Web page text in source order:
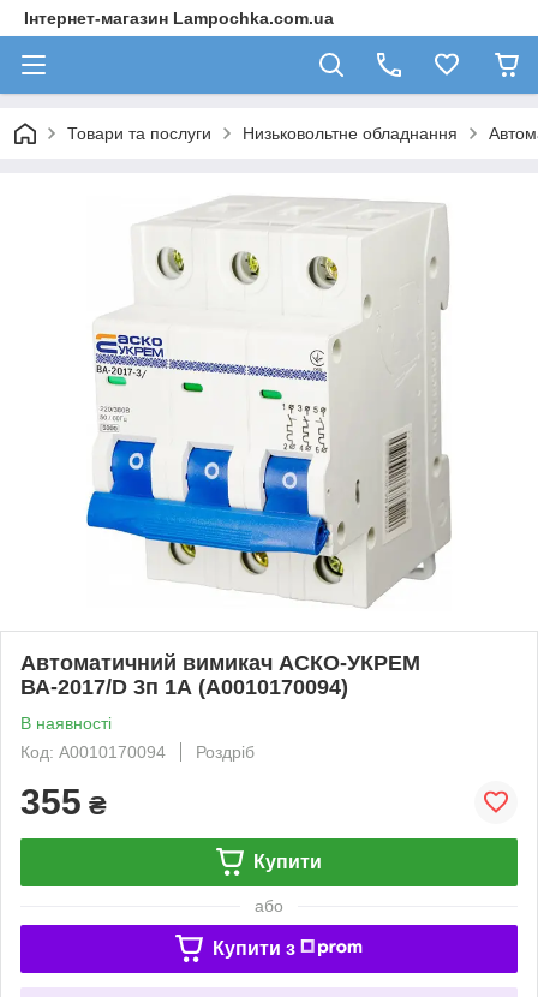
Інтернет-магазин Lampochka.com.ua
Товари та послуги Низьковольтне обладнання
Автоматичний вимикач АСКО-УКРЕМ
ВА-2017/D 3п 1А (A0010170094)
В наявності
Код: A0010170094
Роздріб
355 ₴
Купити
або
Купити з